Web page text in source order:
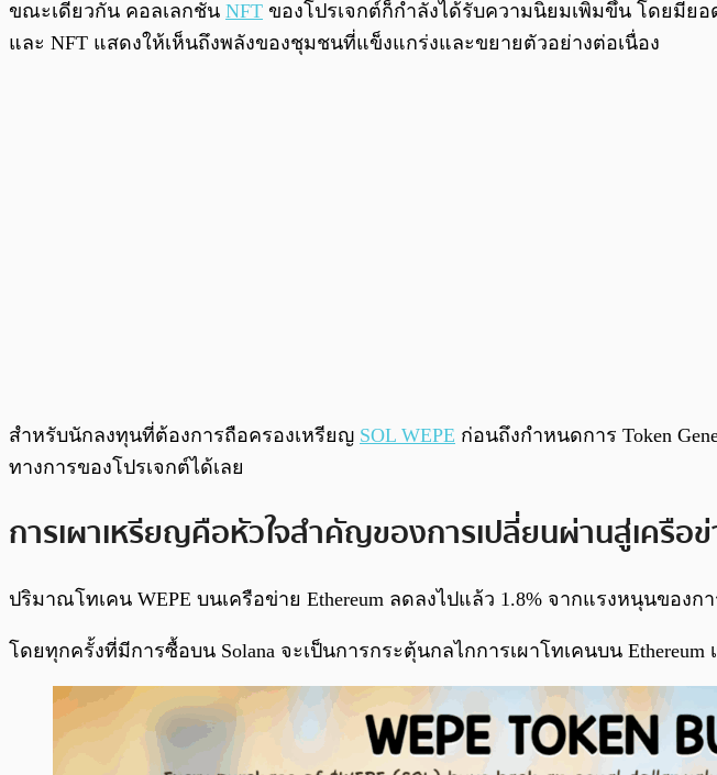
ขณะเดียวกัน คอลเลกชัน NFT ของโปรเจกต์ก็กำลังได้รับความนิยมเพิ่มขึ้น โดยมียอ
และ NFT แสดงให้เห็นถึงพลังของชุมชนที่แข็งแกร่งและขยายตัวอย่างต่อเนื่อง
สำหรับนักลงทุนที่ต้องการถือครองเหรียญ SOL WEPE ก่อนถึงกำหนดการ Token
ทางการของโปรเจกต์ได้เลย
การเผาเหรียญคือหัวใจสำคัญของการเปลี่ยนผ่านสู่เครือ
ปริมาณโทเคน WEPE บนเครือข่าย Ethereum ลดลงไปแล้ว 1.8% จากแรงหนุนของก
โดยทุกครั้งที่มีการซื้อบน Solana จะเป็นการกระตุ้นกลไกการเผาโทเคนบน